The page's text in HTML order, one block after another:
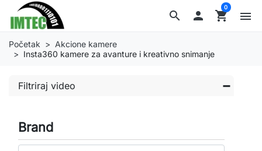
search  shopping_cart
0
menu
Početak
Akcione kamere
Insta360 kamere za avanture i kreativno snimanje
Filtriraj video
Brand